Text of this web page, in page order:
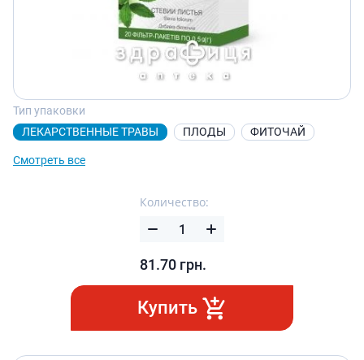
Тип упаковки
ЛЕКАРСТВЕННЫЕ ТРАВЫ
ПЛОДЫ ФИТОЧАЙ
Смотреть все
Количество:
81.70 грн.
Купить